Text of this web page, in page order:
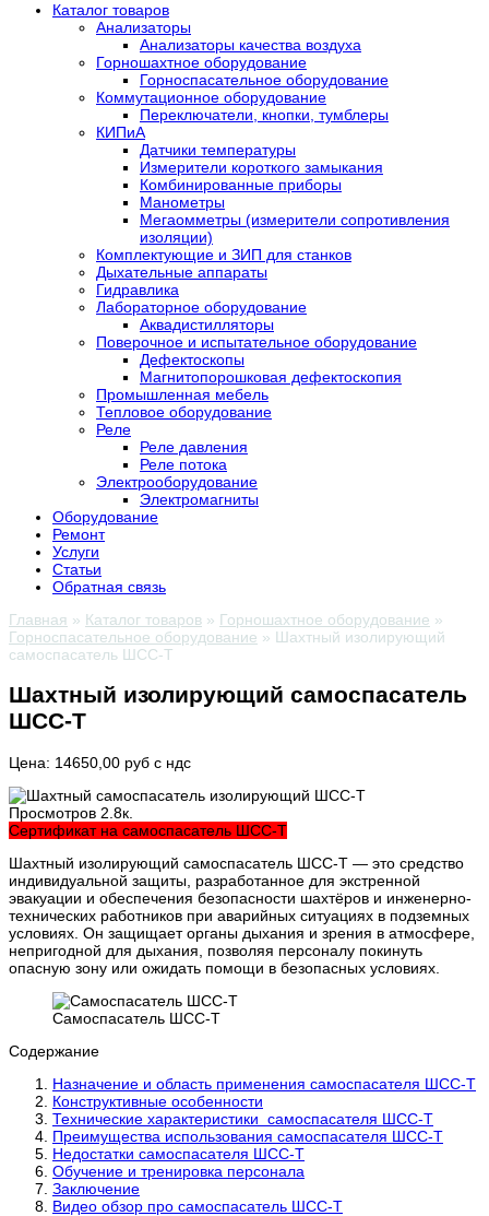
Каталог товаров
Анализаторы
Анализаторы качества воздуха
Горношахтное оборудование
Горноспасательное оборудование
Коммутационное оборудование
Переключатели, кнопки, тумблеры
КИПиА
Датчики температуры
Измерители короткого замыкания
Комбинированные приборы
Манометры
Мегаомметры (измерители сопротивления
изоляции)
Комплектующие и ЗИП для станков
Дыхательные аппараты
Гидравлика
Лабораторное оборудование
Аквадистилляторы
Поверочное и испытательное оборудование
Дефектоскопы
Магнитопорошковая дефектоскопия
Промышленная мебель
Тепловое оборудование
Реле
Реле давления
Реле потока
Электрооборудование
Электромагниты
Оборудование
Ремонт
Услуги
Статьи
Обратная связь
Главная » Каталог товаров » Горношахтное оборудование »
Горноспасательное оборудование » Шахтный изолирующий
самоспасатель ШСС-Т
Шахтный изолирующий самоспасатель
ШСС-Т
Цена: 14650,00 руб с ндс
Просмотров 2.8к.
Сертификат на самоспасатель ШСС-Т
Шахтный изолирующий самоспасатель ШСС-Т — это средство
индивидуальной защиты, разработанное для экстренной
эвакуации и обеспечения безопасности шахтёров и инженерно-
технических работников при аварийных ситуациях в подземных
условиях. Он защищает органы дыхания и зрения в атмосфере,
непригодной для дыхания, позволяя персоналу покинуть
опасную зону или ожидать помощи в безопасных условиях.
Самоспасатель ШСС-Т
Содержание
Назначение и область применения самоспасателя ШСС-Т
Конструктивные особенности
Технические характеристики самоспасателя ШСС-Т
Преимущества использования самоспасателя ШСС-Т
Недостатки самоспасателя ШСС-Т
Обучение и тренировка персонала
Заключение
Видео обзор про самоспасатель ШСС-Т